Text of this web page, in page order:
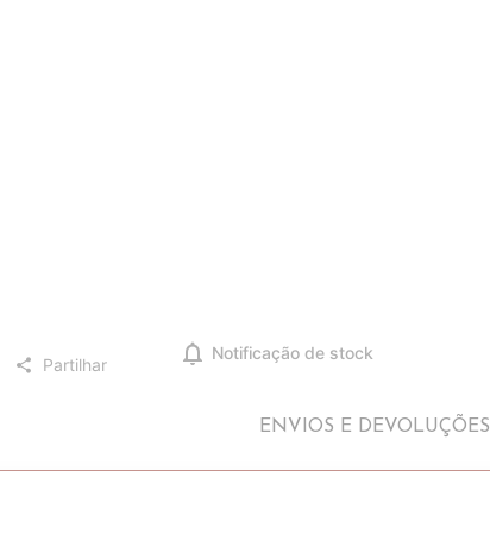
share Partilhar notifications Notificação de stock
ENVIOS E DEVOLUÇÕES